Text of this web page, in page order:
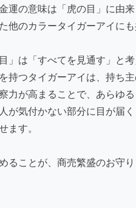
運の意味は「虎の目」に由
他のカラータイガーアイにも
」は「すべてを見通す」と考
持つタイガーアイは、持ち
力が高まることで、あらゆ
が気付かない部分に目が届
ます。
ることが、商売繁盛のお守